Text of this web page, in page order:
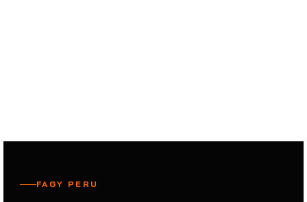
FAGY PERU